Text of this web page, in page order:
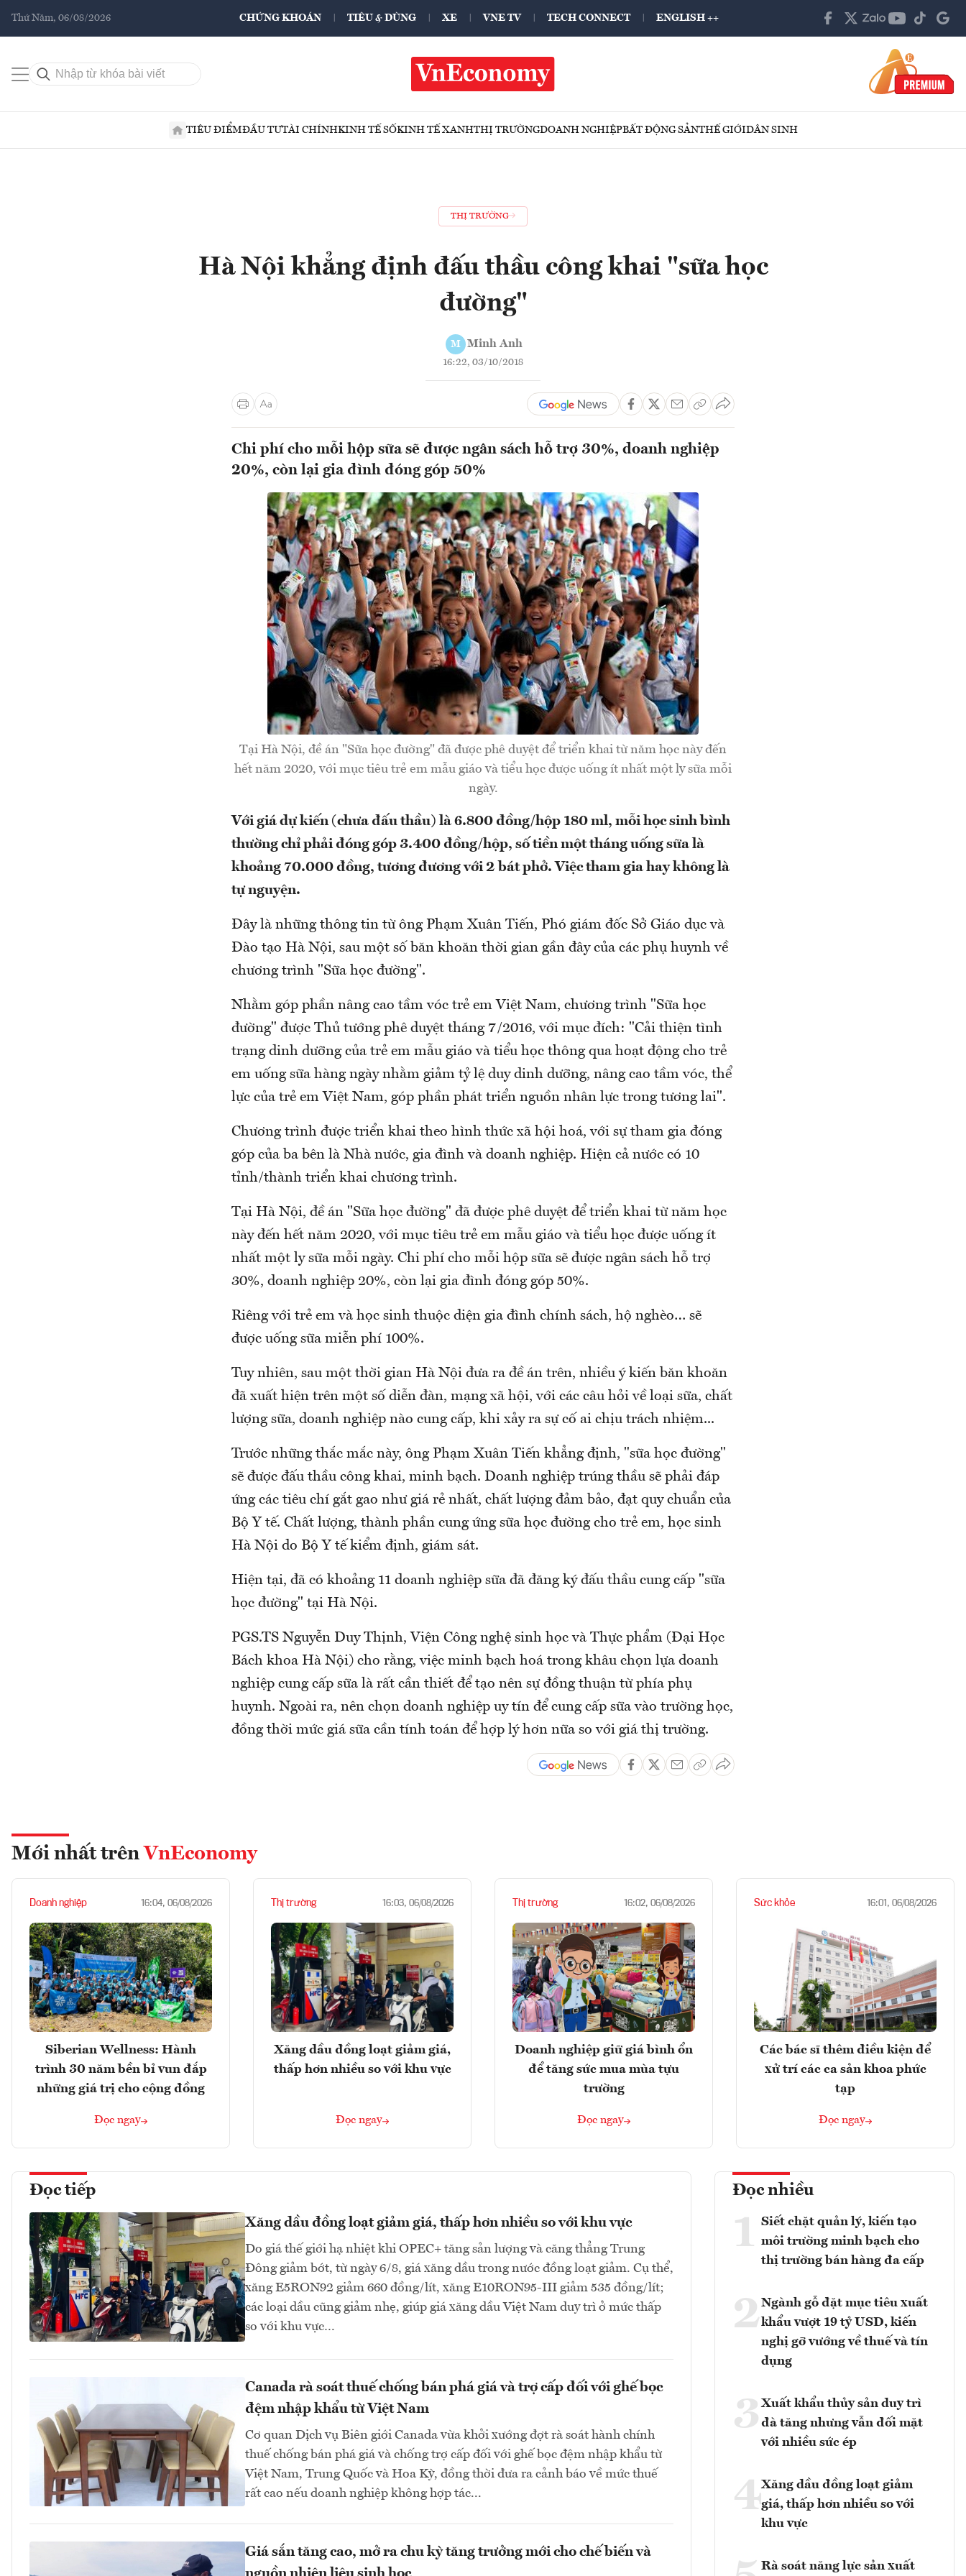
Thứ Năm, 06/08/2026 CHỨNG KHOÁN TIÊU & DÙNG XE VNE TV TECH CONNECT ENGLISH ++
TIÊU ĐIỂMĐẦU TƯTÀI CHÍNHKINH TẾ SỐKINH TẾ XANHTHỊ TRƯỜNGDOANH NGHIỆPBẤT ĐỘNG SẢNTHẾ GIỚIDÂN SINH
THỊ TRƯỜNG
Hà Nội khẳng định đấu thầu công khai "sữa học
đường"
M Minh Anh
16:22, 03/10/2018
Chi phí cho mỗi hộp sữa sẽ được ngân sách hỗ trợ 30%, doanh nghiệp
20%, còn lại gia đình đóng góp 50%
Tại Hà Nội, đề án "Sữa học đường" đã được phê duyệt để triển khai từ năm học này đến
hết năm 2020, với mục tiêu trẻ em mẫu giáo và tiểu học được uống ít nhất một ly sữa mỗi
ngày.
Với giá dự kiến (chưa đấu thầu) là 6.800 đồng/hộp 180 ml, mỗi học sinh bình
thường chỉ phải đóng góp 3.400 đồng/hộp, số tiền một tháng uống sữa là
khoảng 70.000 đồng, tương đương với 2 bát phở. Việc tham gia hay không là
tự nguyện.
Đây là những thông tin từ ông Phạm Xuân Tiến, Phó giám đốc Sở Giáo dục và
Đào tạo Hà Nội, sau một số băn khoăn thời gian gần đây của các phụ huynh về
chương trình "Sữa học đường".
Nhằm góp phần nâng cao tầm vóc trẻ em Việt Nam, chương trình "Sữa học
đường" được Thủ tướng phê duyệt tháng 7/2016, với mục đích: "Cải thiện tình
trạng dinh dưỡng của trẻ em mẫu giáo và tiểu học thông qua hoạt động cho trẻ
em uống sữa hàng ngày nhằm giảm tỷ lệ duy dinh dưỡng, nâng cao tầm vóc, thể
lực của trẻ em Việt Nam, góp phần phát triển nguồn nhân lực trong tương lai".
Chương trình được triển khai theo hình thức xã hội hoá, với sự tham gia đóng
góp của ba bên là Nhà nước, gia đình và doanh nghiệp. Hiện cả nước có 10
tỉnh/thành triển khai chương trình.
Tại Hà Nội, đề án "Sữa học đường" đã được phê duyệt để triển khai từ năm học
này đến hết năm 2020, với mục tiêu trẻ em mẫu giáo và tiểu học được uống ít
nhất một ly sữa mỗi ngày. Chi phí cho mỗi hộp sữa sẽ được ngân sách hỗ trợ
30%, doanh nghiệp 20%, còn lại gia đình đóng góp 50%.
Riêng với trẻ em và học sinh thuộc diện gia đình chính sách, hộ nghèo… sẽ
được uống sữa miễn phí 100%.
Tuy nhiên, sau một thời gian Hà Nội đưa ra đề án trên, nhiều ý kiến băn khoăn
đã xuất hiện trên một số diễn đàn, mạng xã hội, với các câu hỏi về loại sữa, chất
lượng sữa, doanh nghiệp nào cung cấp, khi xảy ra sự cố ai chịu trách nhiệm...
Trước những thắc mắc này, ông Phạm Xuân Tiến khẳng định, "sữa học đường"
sẽ được đấu thầu công khai, minh bạch. Doanh nghiệp trúng thầu sẽ phải đáp
ứng các tiêu chí gắt gao như giá rẻ nhất, chất lượng đảm bảo, đạt quy chuẩn của
Bộ Y tế. Chất lượng, thành phần cung ứng sữa học đường cho trẻ em, học sinh
Hà Nội do Bộ Y tế kiểm định, giám sát.
Hiện tại, đã có khoảng 11 doanh nghiệp sữa đã đăng ký đấu thầu cung cấp "sữa
học đường" tại Hà Nội.
PGS.TS Nguyễn Duy Thịnh, Viện Công nghệ sinh học và Thực phẩm (Đại Học
Bách khoa Hà Nội) cho rằng, việc minh bạch hoá trong khâu chọn lựa doanh
nghiệp cung cấp sữa là rất cần thiết để tạo nên sự đồng thuận từ phía phụ
huynh. Ngoài ra, nên chọn doanh nghiệp uy tín để cung cấp sữa vào trường học,
đồng thời mức giá sữa cần tính toán để hợp lý hơn nữa so với giá thị trường.
Mới nhất trên VnEconomy
Doanh nghiệp 16:04, 06/08/2026
Siberian Wellness: Hành
trình 30 năm bền bỉ vun đắp
những giá trị cho cộng đồng
Đọc ngay
Thị trường 16:03, 06/08/2026
Xăng dầu đồng loạt giảm giá,
thấp hơn nhiều so với khu vực
Đọc ngay
Thị trường 16:02, 06/08/2026
Doanh nghiệp giữ giá bình ổn
để tăng sức mua mùa tựu
trường
Đọc ngay
Sức khỏe 16:01, 06/08/2026
Các bác sĩ thêm điều kiện để
xử trí các ca sản khoa phức
tạp
Đọc ngay
Đọc tiếp
Xăng dầu đồng loạt giảm giá, thấp hơn nhiều so với khu vực
Do giá thế giới hạ nhiệt khi OPEC+ tăng sản lượng và căng thẳng Trung
Đông giảm bớt, từ ngày 6/8, giá xăng dầu trong nước đồng loạt giảm. Cụ thể,
xăng E5RON92 giảm 660 đồng/lít, xăng E10RON95-III giảm 535 đồng/lít;
các loại dầu cũng giảm nhẹ, giúp giá xăng dầu Việt Nam duy trì ở mức thấp
so với khu vực…
Canada rà soát thuế chống bán phá giá và trợ cấp đối với ghế bọc
đệm nhập khẩu từ Việt Nam
Cơ quan Dịch vụ Biên giới Canada vừa khởi xướng đợt rà soát hành chính
thuế chống bán phá giá và chống trợ cấp đối với ghế bọc đệm nhập khẩu từ
Việt Nam, Trung Quốc và Hoa Kỳ, đồng thời đưa ra cảnh báo về mức thuế
rất cao nếu doanh nghiệp không hợp tác...
Giá sắn tăng cao, mở ra chu kỳ tăng trưởng mới cho chế biến và
Đọc nhiều
1 Siết chặt quản lý, kiến tạo
môi trường minh bạch cho
thị trường bán hàng đa cấp
2Ngành gỗ đặt mục tiêu xuất
khẩu vượt 19 tỷ USD, kiến
nghị gỡ vướng về thuế và tín
dụng
3 Xuất khẩu thủy sản duy trì
đà tăng nhưng vẫn đối mặt
với nhiều sức ép
4Xăng dầu đồng loạt giảm
giá, thấp hơn nhiều so với
khu vực
Rà soát năng lực sản xuất